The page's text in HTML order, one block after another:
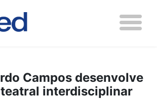
Campos desenvolve
interdisciplinar